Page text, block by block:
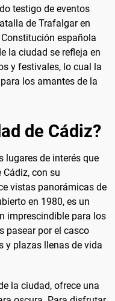
testigo de eventos
de Trafalgar en
española
la ciudad se refleja en
y festivales, lo cual la
los amantes de la
de Cádiz?
lugares de interés que
Cádiz, con su
vistas panorámicas de
en 1980, es un
imprescindible para los
pasear por el casco
y plazas llenas de vida
la ciudad, ofrece una